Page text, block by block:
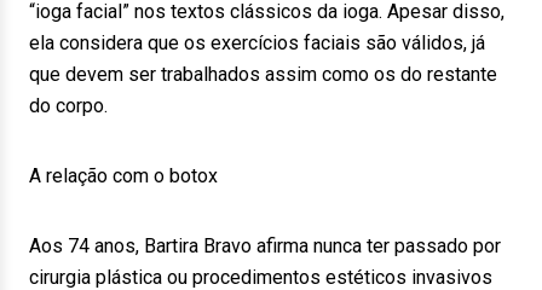
“ioga facial” nos textos clássicos da ioga. Apesar disso,
ela considera que os exercícios faciais são válidos, já
que devem ser trabalhados assim como os do restante
do corpo.
A relação com o botox
Aos 74 anos, Bartira Bravo afirma nunca ter passado por
cirurgia plástica ou procedimentos estéticos invasivos